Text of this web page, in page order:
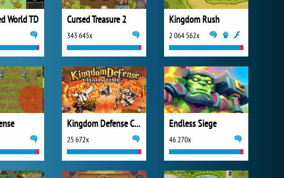
World TD Cursed Treasure 2
343 645x
Kingdom Rush
2 064 562x
Kingdom Defense Chaos Time
25 672x
Endless Siege
46 270x